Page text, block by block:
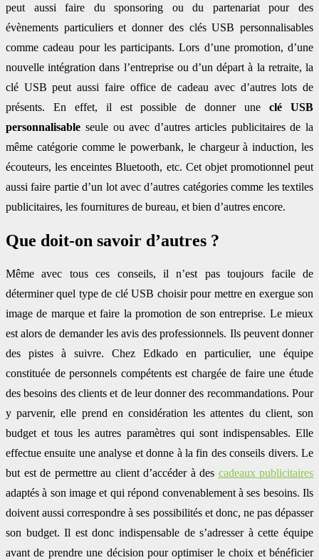
peut aussi faire du sponsoring ou du partenariat pour des
évènements particuliers et donner des clés USB personnalisables
comme cadeau pour les participants. Lors d’une promotion, d’une
nouvelle intégration dans l’entreprise ou d’un départ à la retraite, la
clé USB peut aussi faire office de cadeau avec d’autres lots de
présents. En effet, il est possible de donner uneclé USB
personnalisable seule ou avec d’autres articles publicitaires de la
même catégorie comme le powerbank, le chargeur à induction, les
écouteurs, les enceintes Bluetooth, etc. Cet objet promotionnel peut
aussi faire partie d’un lot avec d’autres catégories comme les textiles
publicitaires, les fournitures de bureau, et bien d’autres encore.
Que doit-on savoir d’autres ?
Même avec tous ces conseils, il n’est pas toujours facile de
déterminer quel type de clé USB choisir pour mettre en exergue son
image de marque et faire la promotion de son entreprise. Le mieux
est alors de demander les avis des professionnels. Ils peuvent donner
des pistes à suivre. Chez Edkado en particulier, une équipe
constituée de personnels compétents est chargée de faire une étude
des besoins des clients et de leur donner des recommandations. Pour
y parvenir, elle prend en considération les attentes du client, son
budget et tous les autres paramètres qui sont indispensables. Elle
effectue ensuite une analyse et donne à la fin des conseils divers. Le
but est de permettre au client d’accéder à des cadeaux publicitaires
adaptés à son image et qui répond convenablement à ses besoins. Ils
doivent aussi correspondre à ses possibilités et donc, ne pas dépasser
son budget. Il est donc indispensable de s’adresser à cette équipe
avant de prendre une décision pour optimiser le choix et bénéficier